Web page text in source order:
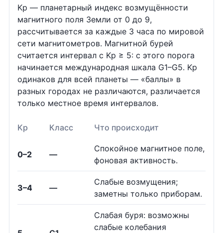
Kp — планетарный индекс возмущённости
магнитного поля Земли от 0 до 9,
рассчитывается за каждые 3 часа по мировой
сети магнитометров. Магнитной бурей
считается интервал с Kp ≥ 5: с этого порога
начинается международная шкала G1–G5. Kp
одинаков для всей планеты — «баллы» в
разных городах не различаются, различается
только местное время интервалов.
Kp Класс Что происходит
0–2 —
Спокойное магнитное поле,
фоновая активность.
3–4 —
Слабые возмущения;
заметны только приборам.
Слабая буря: возможны
слабые колебания